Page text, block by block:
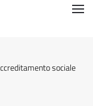
sociale